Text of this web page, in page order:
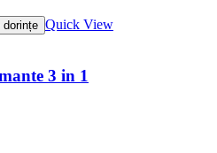
dorințe Quick View
3 in 1